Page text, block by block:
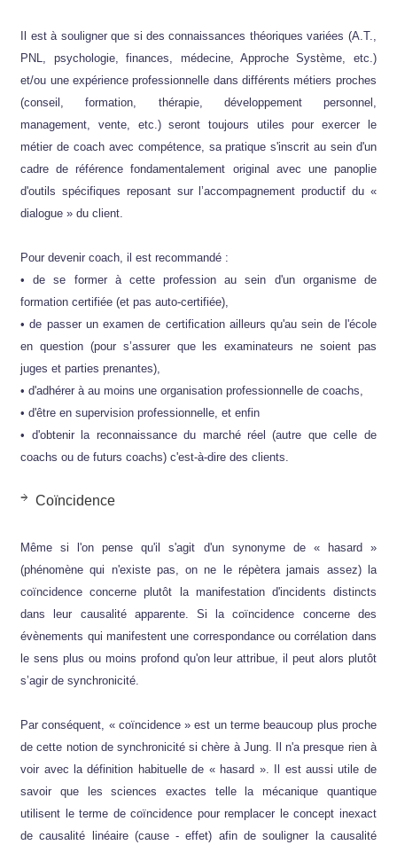
Il est à souligner que si des connaissances théoriques variées (A.T.,
PNL, psychologie, finances, médecine, Approche Système, etc.)
et/ou une expérience professionnelle dans différents métiers proches
(conseil, formation, thérapie, développement personnel,
management, vente, etc.) seront toujours utiles pour exercer le
métier de coach avec compétence, sa pratique s'inscrit au sein d'un
cadre de référence fondamentalement original avec une panoplie
d'outils spécifiques reposant sur l’accompagnement productif du «
dialogue » du client.
Pour devenir coach, il est recommandé :
• de se former à cette profession au sein d'un organisme de
formation certifiée (et pas auto-certifiée),
• de passer un examen de certification ailleurs qu'au sein de l'école
en question (pour s’assurer que les examinateurs ne soient pas
juges et parties prenantes),
• d'adhérer à au moins une organisation professionnelle de coachs,
• d'être en supervision professionnelle, et enfin
• d'obtenir la reconnaissance du marché réel (autre que celle de
coachs ou de futurs coachs) c'est-à-dire des clients.
Coïncidence
Même si l'on pense qu'il s'agit d'un synonyme de « hasard »
(phénomène qui n'existe pas, on ne le répètera jamais assez) la
coïncidence concerne plutôt la manifestation d'incidents distincts
dans leur causalité apparente. Si la coïncidence concerne des
évènements qui manifestent une correspondance ou corrélation dans
le sens plus ou moins profond qu'on leur attribue, il peut alors plutôt
s’agir de synchronicité.
Par conséquent, « coïncidence » est un terme beaucoup plus proche
de cette notion de synchronicité si chère à Jung. Il n'a presque rien à
voir avec la définition habituelle de « hasard ». Il est aussi utile de
savoir que les sciences exactes telle la mécanique quantique
utilisent le terme de coïncidence pour remplacer le concept inexact
de causalité linéaire (cause - effet) afin de souligner la causalité